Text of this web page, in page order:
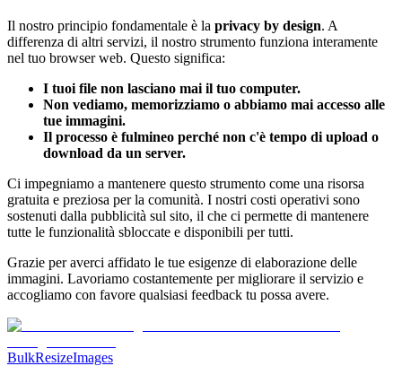
Il nostro principio fondamentale è la privacy by design. A
differenza di altri servizi, il nostro strumento funziona interamente
nel tuo browser web. Questo significa:
I tuoi file non lasciano mai il tuo computer.
Non vediamo, memorizziamo o abbiamo mai accesso alle
tue immagini.
Il processo è fulmineo perché non c'è tempo di upload o
download da un server.
Ci impegniamo a mantenere questo strumento come una risorsa
gratuita e preziosa per la comunità. I nostri costi operativi sono
sostenuti dalla pubblicità sul sito, il che ci permette di mantenere
tutte le funzionalità sbloccate e disponibili per tutti.
Grazie per averci affidato le tue esigenze di elaborazione delle
immagini. Lavoriamo costantemente per migliorare il servizio e
accogliamo con favore qualsiasi feedback tu possa avere.
BulkResizeImages